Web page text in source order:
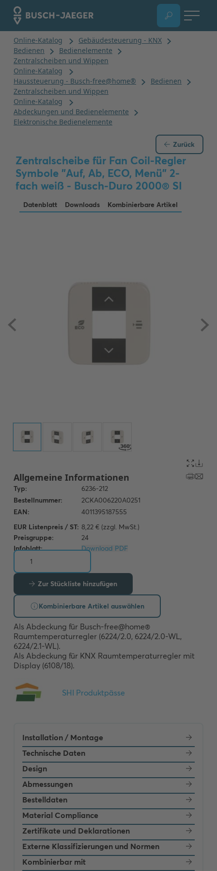
Zurück
Zentralscheibe für Fan Coil-Regler
Symbole "Auf, Ab, ECO, Menü" 2-
fach weiß - Busch-Duro 2000® SI
Datenblatt Downloads Kombinierbare Artikel
EUR Listenpreis / ST: 8,22 € (zzgl. MwSt.)
Preisgruppe:
24
Infoblatt:
Download PDF
Zur Stückliste hinzufügen
Kombinierbare Artikel auswählen
Als Abdeckung für Busch-free@home®
Raumtemperaturregler (6224/2.0, 6224/2.0-WL,
6224/2.1-WL).
Als Abdeckung für KNX Raumtemperaturregler mit
Display (6108/18).
Installation / Montage
Technische Daten
Design
Abmessungen
Bestelldaten
Material Compliance
Zertifikate und Deklarationen
Externe Klassifizierungen und Normen
Kombinierbar mit